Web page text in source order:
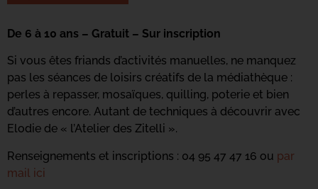
De 6 à 10 ans – Gratuit – Sur inscription
Si vous êtes friands d’activités manuelles, ne manquez
pas les séances de loisirs créatifs de la médiathèque :
perles à repasser, mosaïques, quilling, poterie et bien
d’autres encore. Autant de techniques à découvrir avec
Elodie de « l’Atelier des Zitelli ».
Renseignements et inscriptions : 04 95 47 47 16 ou par
mail ici